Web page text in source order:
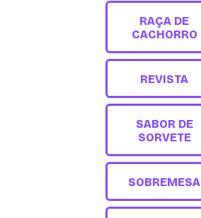
RAÇA DE
CACHORRO
REVISTA
SABOR DE
SORVETE
SOBREMESA